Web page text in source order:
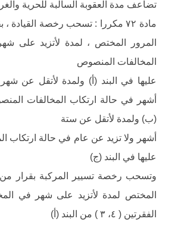
تضاعف مدة العقوبة السالبة للحریة
مادة ٧٢ مكررا : تسحب رخصة القیادة
المرور المختص ، لمدة لأتزید على
المخالفات المنصوص
علیھا في البند (أ) ولمدة لأتقل عن شھر
أشھر في حالة ارتكاب المخالفات
(ب) ولمدة لأتقل عن ستة
أشھر ولا تزید عن عام في حالة ارتكاب
علیھا في البند (ج)
وتسحب رخصة تسییر المركبة بقرار من
المختص لمدة لأتزید على شھر في
الفقرتین ( ٤، ٣ ) من البند (أ)